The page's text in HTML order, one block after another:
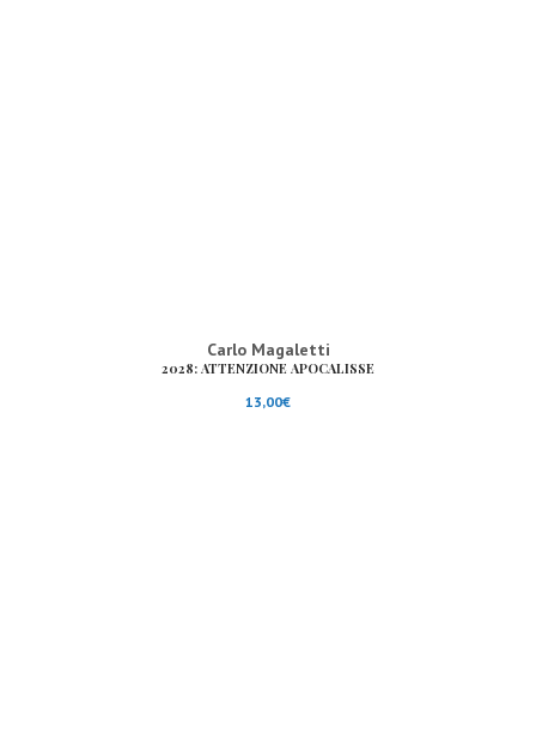
Carlo Magaletti
2028: ATTENZIONE APOCALISSE
13,00€